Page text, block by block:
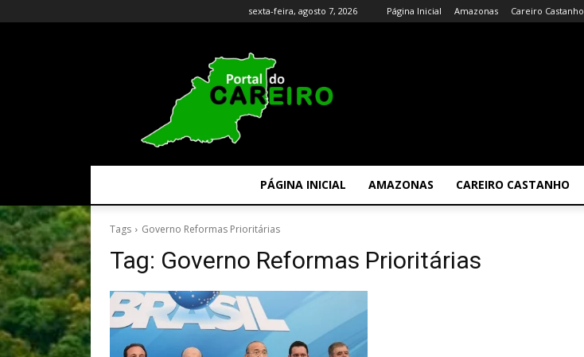
sexta-feira, agosto 7, 2026 Página Inicial Amazonas Careiro Castanho
PÁGINA INICIAL AMAZONAS CAREIRO CASTANHO
Tags Governo Reformas Prioritárias
Tag: Governo Reformas Prioritárias